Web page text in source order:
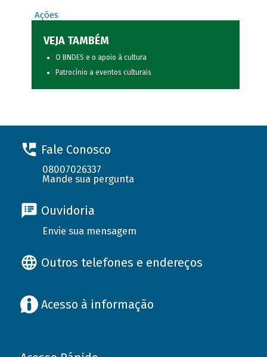
Ações
VEJA TAMBÉM
O BNDES e o apoio à cultura
Patrocínio a eventos culturais
Fale Conosco
08007026337
Mande sua pergunta
Ouvidoria
Envie sua mensagem
Outros telefones e endereços
Acesso à informação